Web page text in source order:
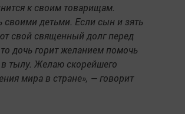
к своим товарищам.
своими детьми. Если сын и зять
свой священный долг перед
дочь горит желанием помочь
тылу. Желаю скорейшего
мира в стране», — говорит